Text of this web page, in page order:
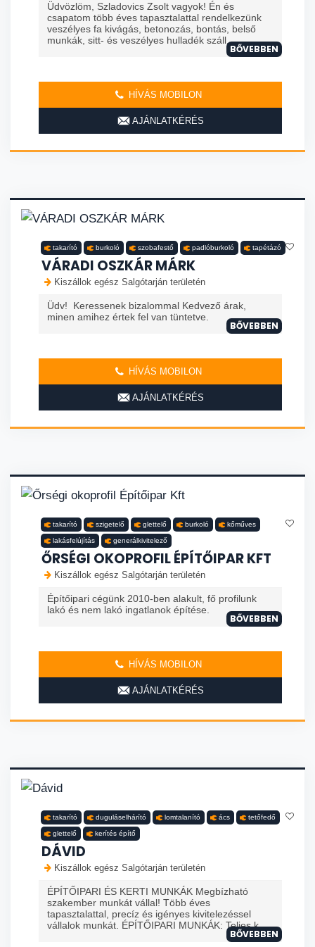
Üdvözlöm, Szladovics Zsolt vagyok! Én és
csapatom több éves tapasztalattal rendelkezünk
veszélyes fa kivágás, betonozás, bontás, belső
munkák, sitt- és veszélyes hulladék száll...
BŐVEBBEN
HÍVÁS MOBILON
AJÁNLATKÉRÉS
takarító burkoló szobafestő padlóburkoló tapétázó
VÁRADI OSZKÁR MÁRK
Kiszállok egész Salgótarján területén
Üdv! Keressenek bizalommal Kedvező árak,
minen amihez értek fel van tüntetve.
BŐVEBBEN
HÍVÁS MOBILON
AJÁNLATKÉRÉS
takarító szigetelő glettelő burkoló kőműves
lakásfelújítás generálkivitelező
ŐRSÉGI OKOPROFIL ÉPÍTŐIPAR KFT
Kiszállok egész Salgótarján területén
Építőipari cégünk 2010-ben alakult, fő profilunk
lakó és nem lakó ingatlanok építése.
BŐVEBBEN
HÍVÁS MOBILON
AJÁNLATKÉRÉS
takarító duguláselhárító lomtalanító ács tetőfedő
glettelő kerítés építő
DÁVID
Kiszállok egész Salgótarján területén
ÉPÍTŐIPARI ÉS KERTI MUNKÁK Megbízható
szakember munkát vállal! Több éves
tapasztalattal, precíz és igényes kivitelezéssel
vállalok munkát. ÉPÍTŐIPARI MUNKÁK: Teljes k...
BŐVEBBEN